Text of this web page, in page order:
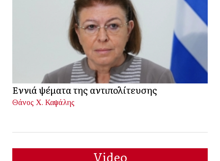
Εννιά ψέματα της αντιπολίτευσης
Θάνος Χ. Καψάλης
Video